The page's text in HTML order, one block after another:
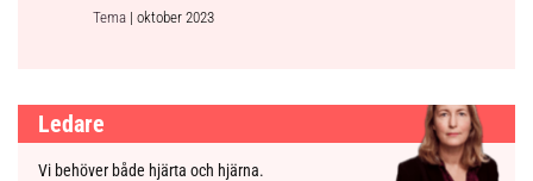
Tema | oktober 2023
Ledare
Vi behöver både hjärta och hjärna.